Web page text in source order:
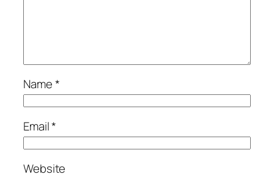
Name*
Email*
Website